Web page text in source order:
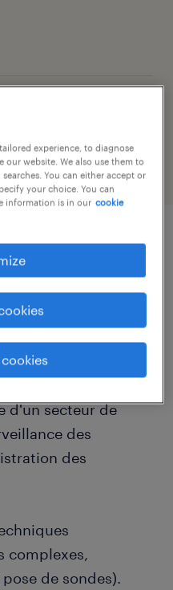
:
d'un secteur de
des
des
complexes,
de sondes).
experience, to diagnose
website. We also use them to
You can either accept or
your choice. You can
information is in our cookie